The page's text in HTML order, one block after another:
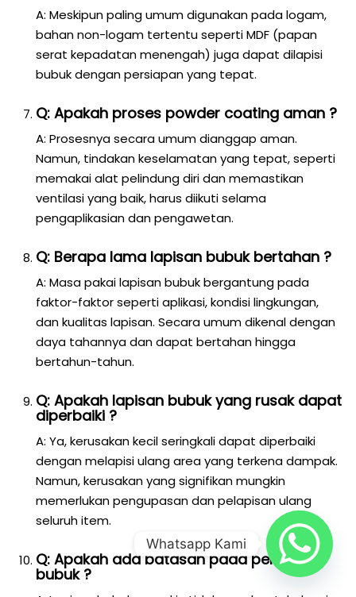
A: Meskipun paling umum digunakan pada logam,
bahan non-logam tertentu seperti MDF (papan
serat kepadatan menengah) juga dapat dilapisi
bubuk dengan persiapan yang tepat.
Q: Apakah proses powder coating aman ?
A: Prosesnya secara umum dianggap aman.
Namun, tindakan keselamatan yang tepat, seperti
memakai alat pelindung diri dan memastikan
ventilasi yang baik, harus diikuti selama
pengaplikasian dan pengawetan.
Q: Berapa lama lapisan bubuk bertahan ?
A: Masa pakai lapisan bubuk bergantung pada
faktor-faktor seperti aplikasi, kondisi lingkungan,
dan kualitas lapisan. Secara umum dikenal dengan
daya tahannya dan dapat bertahan hingga
bertahun-tahun.
Q: Apakah lapisan bubuk yang rusak dapat
diperbaiki ?
A: Ya, kerusakan kecil seringkali dapat diperbaiki
dengan melapisi ulang area yang terkena dampak.
Namun, kerusakan yang signifikan mungkin
memerlukan pengupasan dan pelapisan ulang
seluruh item.
Q: Apakah ada batasan pada pelapisan
bubuk ?
Whatsapp Kami